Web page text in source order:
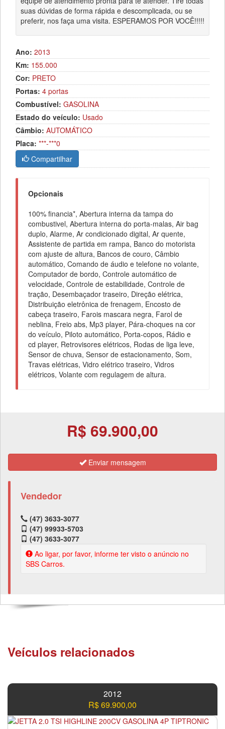
suas dúvidas de forma rápida e descomplicada, ou se
preferir, nos faça uma visita. ESPERAMOS POR VOCÊ!!!!!
Ano: 2013
Km: 155.000
Cor: PRETO
Portas: 4 portas
Combustível: GASOLINA
Estado do veículo: Usado
Câmbio: AUTOMÁTICO
Placa: ***-***0
Compartilhar
Opcionais
100% financia*, Abertura interna da tampa do
combustivel, Abertura interna do porta-malas, Air bag
duplo, Alarme, Ar condicionado digital, Ar quente,
Assistente de partida em rampa, Banco do motorista
com ajuste de altura, Bancos de couro, Câmbio
automático, Comando de áudio e telefone no volante,
Computador de bordo, Controle automático de
velocidade, Controle de estabilidade, Controle de
tração, Desembaçador traseiro, Direção elétrica,
Distribuição eletrônica de frenagem, Encosto de
cabeça traseiro, Farois mascara negra, Farol de
neblina, Freio abs, Mp3 player, Pára-choques na cor
do veículo, Piloto automático, Porta-copos, Rádio e
cd player, Retrovisores elétricos, Rodas de liga leve,
Sensor de chuva, Sensor de estacionamento, Som,
Travas elétricas, Vidro elétrico traseiro, Vidros
elétricos, Volante com regulagem de altura.
R$ 69.900,00
Enviar mensagem
Vendedor
(47) 3633-3077
(47) 99933-5703
(47) 3633-3077
Ao ligar, por favor, informe ter visto o anúncio no
SBS Carros.
Veículos relacionados
2012
R$ 69.900,00